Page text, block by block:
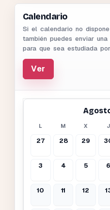
Calendario
Si el calendario no
también puedes enviar
para que sea estudiada
Ver
L M X J
27 28 29
3 4 5 6
10 11 12